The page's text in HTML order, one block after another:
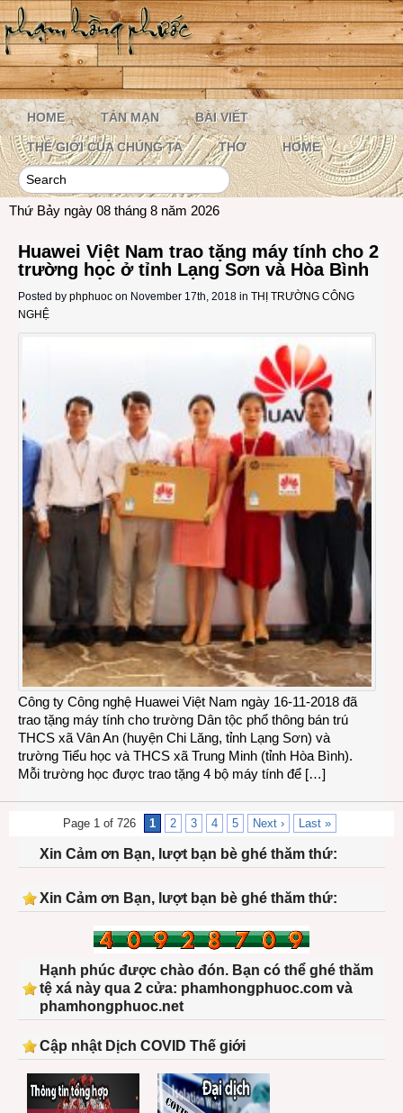
HOME TẢN MẠN BÀI VIẾT
THẾ GIỚI CỦA CHÚNG TA THƠ HOME
Thứ Bảy ngày 08 tháng 8 năm 2026
Huawei Việt Nam trao tặng máy tính cho 2
trường học ở tỉnh Lạng Sơn và Hòa Bình
Posted by phphuoc on November 17th, 2018 in THỊ TRƯỜNG CÔNG
NGHỆ
Công ty Công nghệ Huawei Việt Nam ngày 16-11-2018 đã
trao tặng máy tính cho trường Dân tộc phổ thông bán trú
THCS xã Vân An (huyện Chi Lăng, tỉnh Lạng Sơn) và
trường Tiểu học và THCS xã Trung Minh (tỉnh Hòa Bình).
Mỗi trường học được trao tặng 4 bộ máy tính để […]
Page 1 of 726 1 2 3 4 5 Next › Last »
Xin Cảm ơn Bạn, lượt bạn bè ghé thăm thứ:
Xin Cảm ơn Bạn, lượt bạn bè ghé thăm thứ:
Hạnh phúc được chào đón. Bạn có thể ghé thăm
tệ xá này qua 2 cửa: phamhongphuoc.com và
phamhongphuoc.net
Cập nhật Dịch COVID Thế giới